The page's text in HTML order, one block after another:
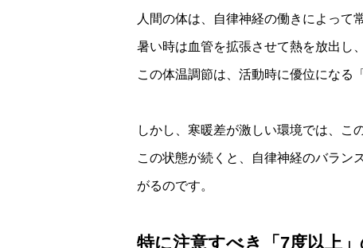
人間の体は、自律神経の働きによって
暑い時は血管を拡張させて熱を放出し
この体温調節は、活動時に優位になる
しかし、寒暖差が激しい環境では、こ
この状態が続くと、自律神経のバラン
がるのです。
特に注意すべき「7度以上